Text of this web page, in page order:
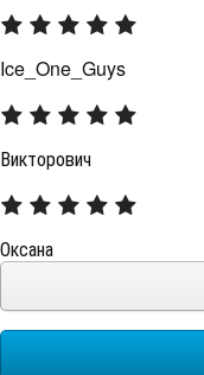
Ice_One_Guys
Викторович
Оксана